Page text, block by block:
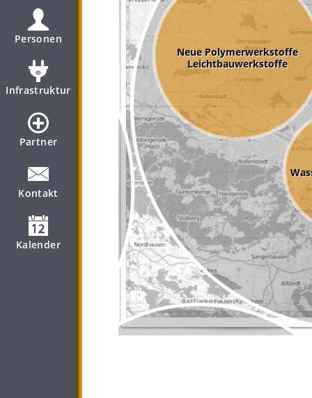
Personen
Infrastruktur
Partner
Kontakt
Kalender
Neue Polymerwerkstoffe
Leichtbauwerkstoffe